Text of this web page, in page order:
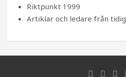
Riktpunkt 1999
Artiklar och ledare från